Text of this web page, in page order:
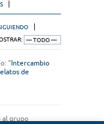
" Intercambio
de
al grupo